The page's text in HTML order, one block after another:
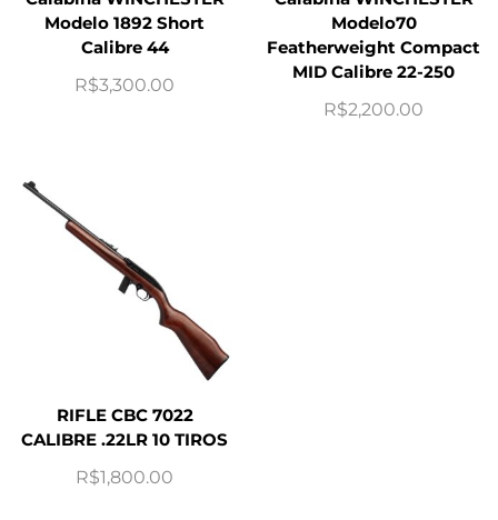
Modelo 1892 Short
Calibre 44
R$3,300.00
Modelo70
Featherweight Compact
MID Calibre 22-250
R$2,200.00
RIFLE CBC 7022
CALIBRE .22LR 10 TIROS
R$1,800.00